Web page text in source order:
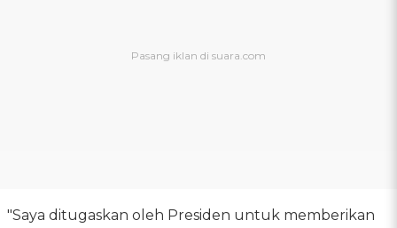
"Saya ditugaskan oleh Presiden untuk memberikan